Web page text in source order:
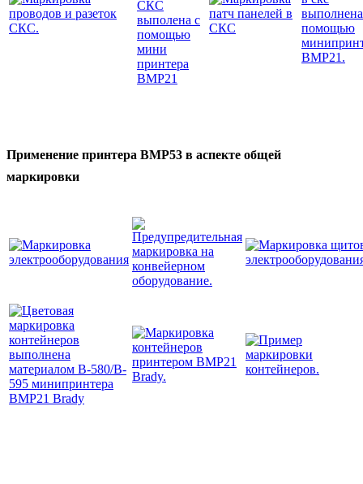
Применение принтера BMP53 в аспекте общей
маркировки